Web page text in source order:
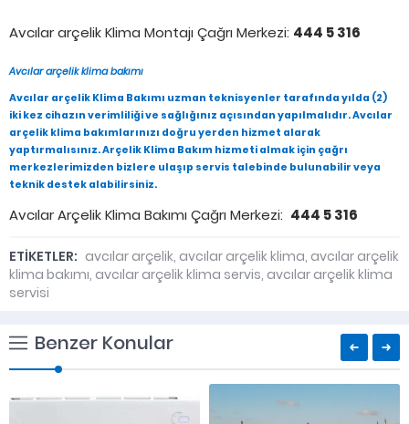
Avcılar arçelik Klima Montajı Çağrı Merkezi: 444 5 316
Avcılar arçelik klima bakımı
Avcılar arçelik Klima Bakımı uzman teknisyenler tarafında yılda (2)
iki kez cihazın verimliliği ve sağlığınız açısından yapılmalıdır. Avcılar
arçelik klima bakımlarınızı doğru yerden hizmet alarak
yaptırmalısınız. Arçelik Klima Bakım hizmeti almak için çağrı
merkezlerimizden bizlere ulaşıp servis talebinde bulunabilir veya
teknik destek alabilirsiniz.
Avcılar Arçelik Klima Bakımı Çağrı Merkezi: 444 5 316
ETİKETLER: avcılar arçelik, avcılar arçelik klima, avcılar arçelik
klima bakımı, avcılar arçelik klima servis, avcılar arçelik klima
servisi
Benzer Konular